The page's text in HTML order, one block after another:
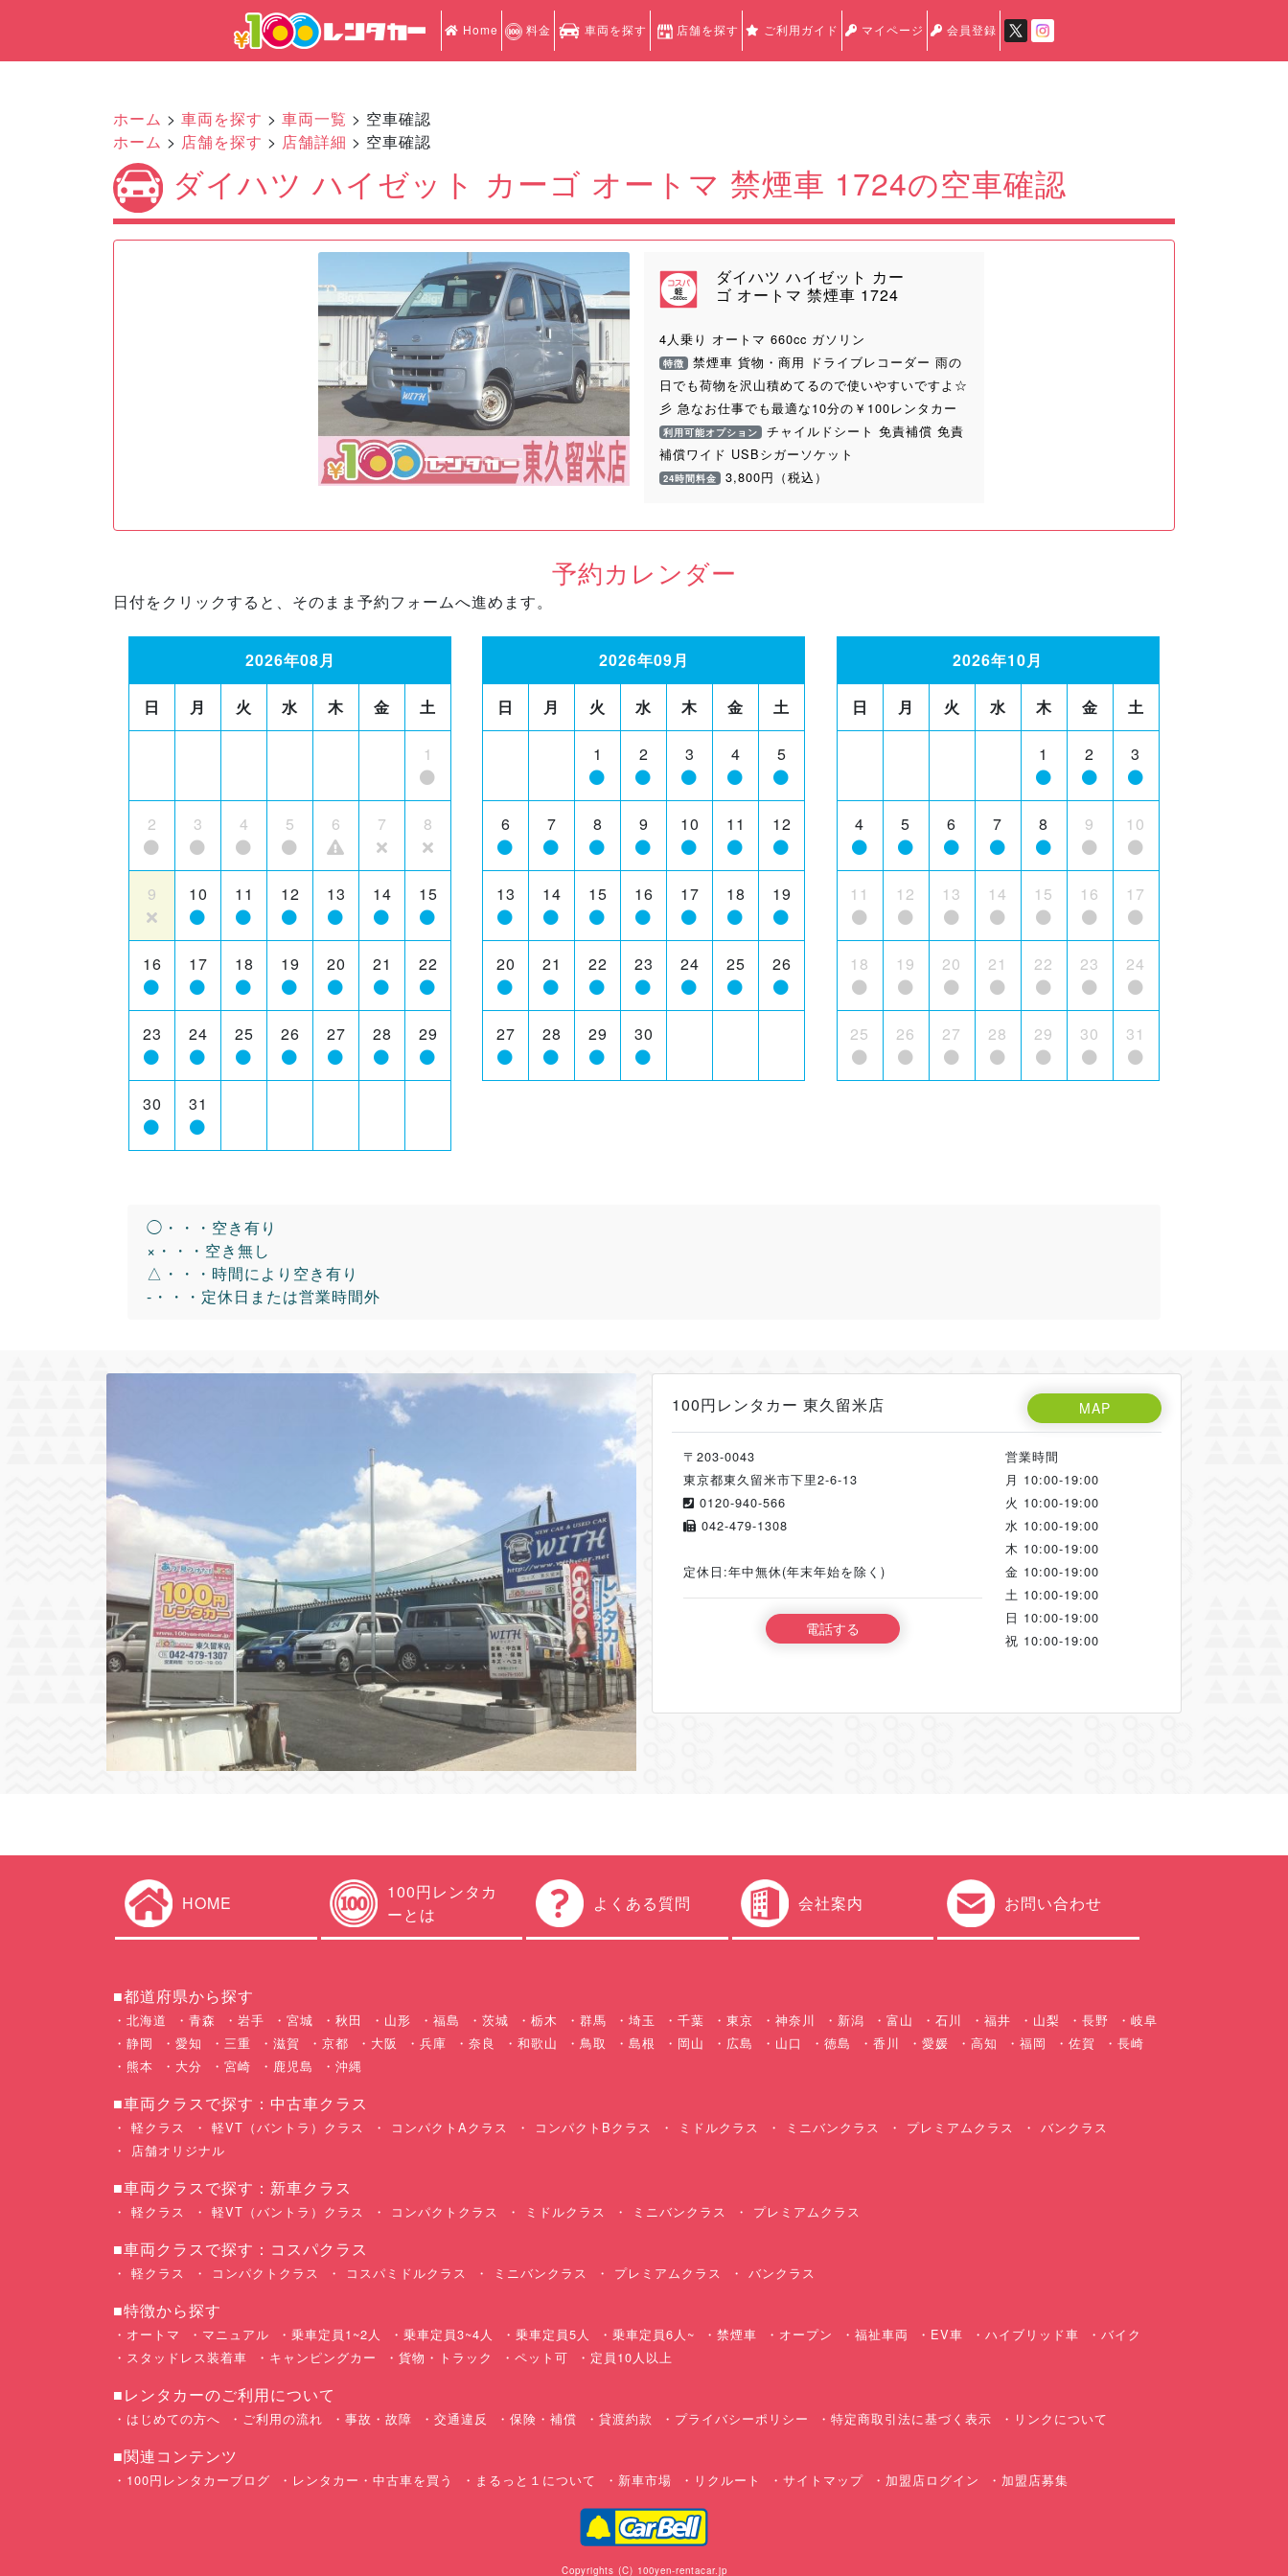
Home 料金 車両を探す 店舗を探す ご利用ガイド マイページ 会員登録
ホーム > 車両を探す > 車両一覧 > 空車確認
ホーム > 店舗を探す > 店舗詳細 > 空車確認
ダイハツ ハイゼット カーゴ オートマ 禁煙車 1724の空車確認
Previous Next
ダイハツ ハイゼット カー
ゴ オートマ 禁煙車 1724
4人乗り オートマ 660cc ガソリン
特徴 禁煙車 貨物・商用 ドライブレコーダー 雨の
日でも荷物を沢山積めてるので使いやすいですよ☆
彡 急なお仕事でも最適な10分の￥100レンタカー
利用可能オプション チャイルドシート 免責補償 免責
補償ワイド USBシガーソケット
24時間料金 3,800円（税込）
予約カレンダー
日付をクリックすると、そのまま予約フォームへ進めます。
2026年08月
日 月 火 水 木 金 土
1
2 3 4 5 6 7 8
9 10 11 12 13 14 15
16 17 18 19 20 21 22
23 24 25 26 27 28 29
30 31
2026年09月
日 月 火 水 木 金 土
1 2 3 4 5
6 7 8 9 10 11 12
13 14 15 16 17 18 19
20 21 22 23 24 25 26
27 28 29 30
2026年10月
日 月 火 水 木 金 土
1 2 3
4 5 6 7 8 9 10
11 12 13 14 15 16 17
18 19 20 21 22 23 24
25 26 27 28 29 30 31
◯・・・空き有り
×・・・空き無し
△・・・時間により空き有り
-・・・定休日または営業時間外
100円レンタカー 東久留米店 MAP
〒203-0043
東京都東久留米市下里2-6-13
0120-940-566
042-479-1308
定休日:年中無休(年末年始を除く)
電話する
営業時間
月 10:00-19:00
火 10:00-19:00
水 10:00-19:00
木 10:00-19:00
金 10:00-19:00
土 10:00-19:00
日 10:00-19:00
祝 10:00-19:00
HOME
100円レンタカ
ーとは
よくある質問 会社案内 お問い合わせ
■都道府県から探す
北海道 青森 岩手 宮城 秋田 山形 福島 茨城 栃木 群馬 埼玉 千葉 東京 神奈川 新潟 富山 石川 福井 山梨 長野
岐阜
静岡
愛知 三重 滋賀 京都 大阪 兵庫 奈良 和歌山 鳥取 島根 岡山 広島 山口 徳島 香川 愛媛 高知 福岡 佐賀
長崎
熊本
大分 宮崎 鹿児島 沖縄
■車両クラスで探す：中古車クラス
軽クラス 軽VT（バントラ）クラス コンパクトAクラス コンパクトBクラス ミドルクラス ミニバンクラス プレミアムクラス
バンクラス
店舗オリジナル
■車両クラスで探す：新車クラス
軽クラス 軽VT（バントラ）クラス コンパクトクラス ミドルクラス ミニバンクラス プレミアムクラス
■車両クラスで探す：コスパクラス
軽クラス コンパクトクラス コスパミドルクラス ミニバンクラス プレミアムクラス バンクラス
■特徴から探す
オートマ マニュアル 乗車定員1~2人 乗車定員3~4人 乗車定員5人 乗車定員6人~ 禁煙車 オープン 福祉車両 EV車 ハイブリッド車
バイク
スタッドレス装着車
キャンピングカー 貨物・トラック ペット可 定員10人以上
■レンタカーのご利用について
はじめての方へ ご利用の流れ 事故・故障 交通違反 保険・補償 貸渡約款 プライバシーポリシー 特定商取引法に基づく表示 リンクについて
■関連コンテンツ
100円レンタカーブログ レンタカー・中古車を買う まるっと１について 新車市場 リクルート サイトマップ 加盟店ログイン 加盟店募集
Copyrights (C) 100yen-rentacar.jp